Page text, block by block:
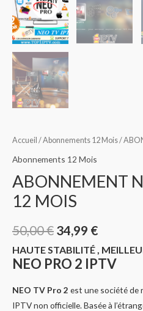
Accueil /Abonnements 12 Mois/
Abonnements 12 Mois
ABONNEMENT
12 MOIS
50,00€ 34,99 €
HAUTE STABILITÉ ,
NEO PRO 2 IPTV
NEO TV Pro 2 est une société de
IPTV non officielle. Basée à